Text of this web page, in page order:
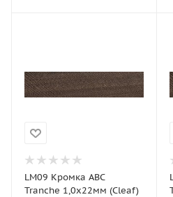
LM09 Кромка АВС
Tranche 1,0х22мм (Cleaf)